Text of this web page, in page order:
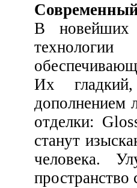
В новейших
Их
дополнением
отделки:
станут
человека.